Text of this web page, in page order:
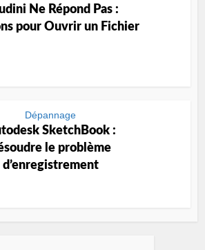
Ne Répond Pas :
pour Ouvrir un Fichier
Dépannage
SketchBook :
le problème
d’enregistrement